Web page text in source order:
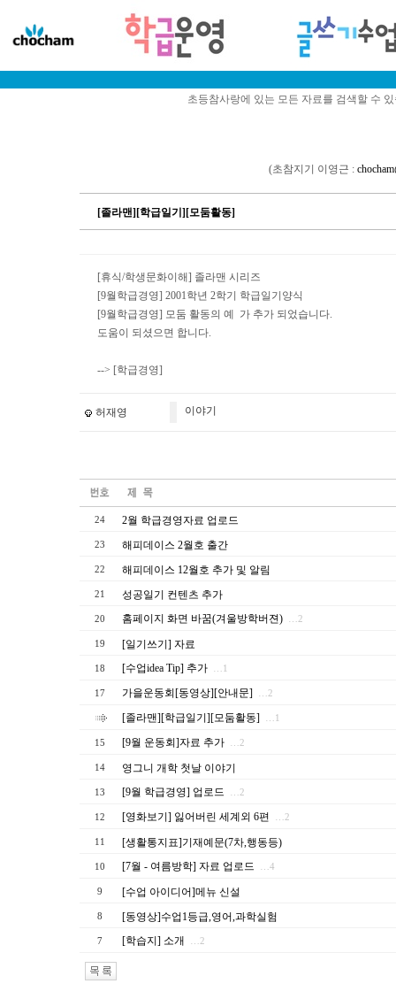
초등참사랑에 있는 모든 자료를 검색할 수
(초참지기 이영근 :
[졸라맨][학급일기][모둠활동]
[휴식/학생문화이해] 졸라맨 시리즈
[9월학급경영] 2001학년 2학기 학급일기양식
[9월학급경영] 모둠 활동의 예 가 추가 되었습니다.
도움이 되셨으면 합니다.
--> [학급경영]
허재영 이야기
24 2월 학급경영자료 업로드
23 해피데이스 2월호 출간
22 해피데이스 12월호 추가 및 알림
21 성공일기 컨텐츠 추가
20 홈페이지 화면 바꿈(겨울방학버젼) …2
19 [일기쓰기] 자료
18 [수업idea Tip] 추가 …1
17 가을운동회[동영상][안내문] …2
[졸라맨][학급일기][모둠활동] …1
15 [9월 운동회]자료 추가 …2
14 영그니 개학 첫날 이야기
13 [9월 학급경영] 업로드 …2
12 [영화보기] 잃어버린 세계외 6편 …2
11 [생활통지표]기재예문(7차,행동등)
10 [7월 - 여름방학] 자료 업로드 …4
9 [수업 아이디어]메뉴 신설
8 [동영상]수업1등급,영어,과학실험
7 [학습지] 소개 …2